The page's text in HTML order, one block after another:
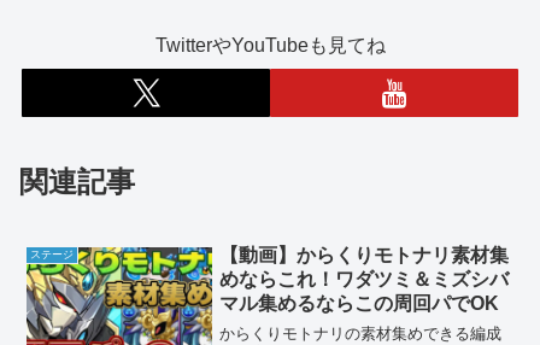
TwitterやYouTubeも見てね
関連記事
ステージ
【動画】からくりモトナリ素材集
めならこれ！ワダツミ＆ミズシバ
マル集めるならこの周回パでOK
からくりモトナリの素材集めできる編成